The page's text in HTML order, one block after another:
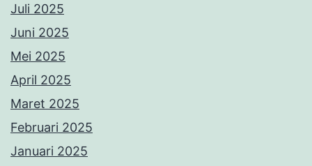
Juli 2025
Juni 2025
Mei 2025
April 2025
Maret 2025
Februari 2025
Januari 2025